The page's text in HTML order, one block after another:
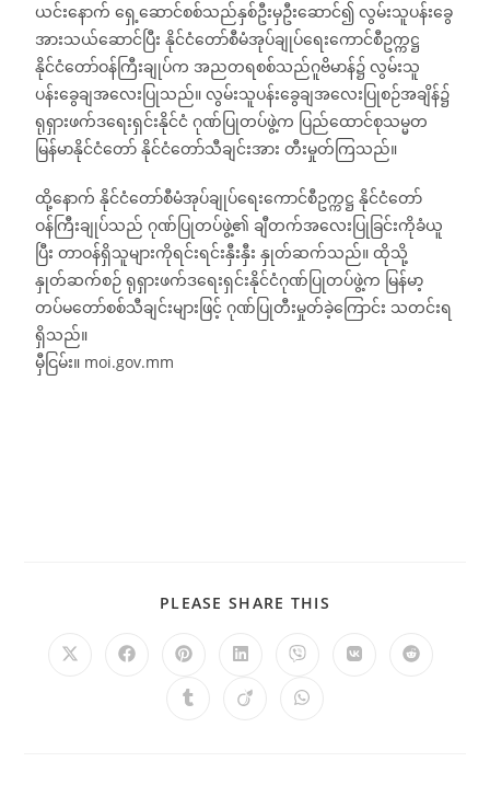
ယင်းနောက် ရှေ့ဆောင်စစ်သည်နှစ်ဦးမှဦးဆောင်၍ လွမ်းသူပန်းခွေ
အားသယ်ဆောင်ပြီး နိုင်ငံတော်စီမံအုပ်ချုပ်ရေးကောင်စီဥက္ကဋ္ဌ
နိုင်ငံတော်ဝန်ကြီးချုပ်က အညတရစစ်သည်ဂူဗိမာန်၌ လွမ်းသူ
ပန်းခွေချအလေးပြုသည်။ လွမ်းသူပန်းခွေချအလေးပြုစဉ်အချိန်၌
ရုရှားဖက်ဒရေးရှင်းနိုင်ငံ ဂုဏ်ပြုတပ်ဖွဲ့က ပြည်ထောင်စုသမ္မတ
မြန်မာနိုင်ငံတော် နိုင်ငံတော်သီချင်းအား တီးမှုတ်ကြသည်။
ထို့နောက် နိုင်ငံတော်စီမံအုပ်ချုပ်ရေးကောင်စီဥက္ကဋ္ဌ နိုင်ငံတော်
ဝန်ကြီးချုပ်သည် ဂုဏ်ပြုတပ်ဖွဲ့၏ ချီတက်အလေးပြုခြင်းကိုခံယူ
ပြီး တာဝန်ရှိသူများကိုရင်းရင်းနှီးနှီး နှုတ်ဆက်သည်။ ထိုသို့
နှုတ်ဆက်စဉ် ရုရှားဖက်ဒရေးရှင်းနိုင်ငံဂုဏ်ပြုတပ်ဖွဲ့က မြန်မာ့
တပ်မတော်စစ်သီချင်းများဖြင့် ဂုဏ်ပြုတီးမှုတ်ခဲ့ကြောင်း သတင်းရ
ရှိသည်။
မှီငြမ်း။ moi.gov.mm
PLEASE SHARE THIS